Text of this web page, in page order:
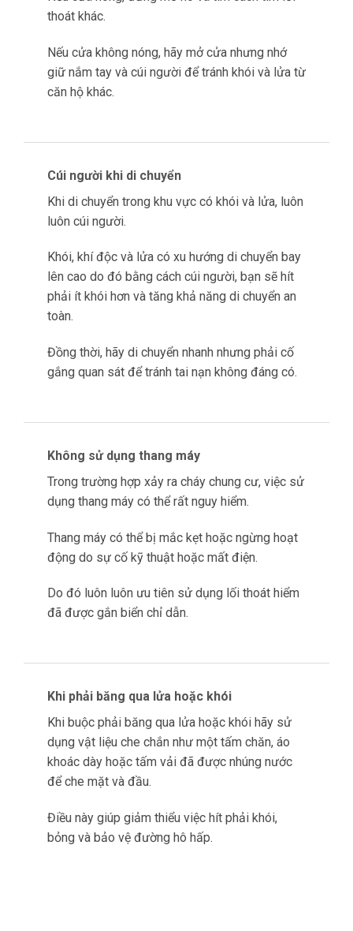
thoát khác.
Nếu cửa không nóng, hãy mở cửa nhưng nhớ
giữ nắm tay và cúi người để tránh khói và lửa từ
căn hộ khác.
Cúi người khi di chuyển
Khi di chuyển trong khu vực có khói và lửa, luôn
luôn cúi người.
Khói, khí độc và lửa có xu hướng di chuyển bay
lên cao do đó bằng cách cúi người, bạn sẽ hít
phải ít khói hơn và tăng khả năng di chuyển an
toàn.
Đồng thời, hãy di chuyển nhanh nhưng phải cố
gắng quan sát để tránh tai nạn không đáng có.
Không sử dụng thang máy
Trong trường hợp xảy ra cháy chung cư, việc sử
dụng thang máy có thể rất nguy hiểm.
Thang máy có thể bị mắc kẹt hoặc ngừng hoạt
động do sự cố kỹ thuật hoặc mất điện.
Do đó luôn luôn ưu tiên sử dụng lối thoát hiểm
đã được gắn biển chỉ dẫn.
Khi phải băng qua lửa hoặc khói
Khi buộc phải băng qua lửa hoặc khói hãy sử
dụng vật liệu che chắn như một tấm chăn, áo
khoác dày hoặc tấm vải đã được nhúng nước
để che mặt và đầu.
Điều này giúp giảm thiểu việc hít phải khói,
bỏng và bảo vệ đường hô hấp.